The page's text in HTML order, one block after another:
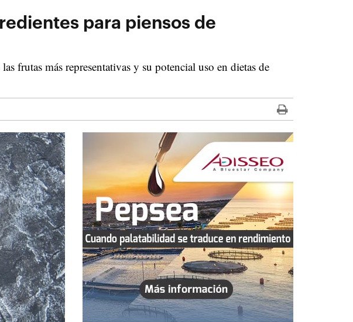
para piensos de
frutas más representativas y su potencial uso en dietas de